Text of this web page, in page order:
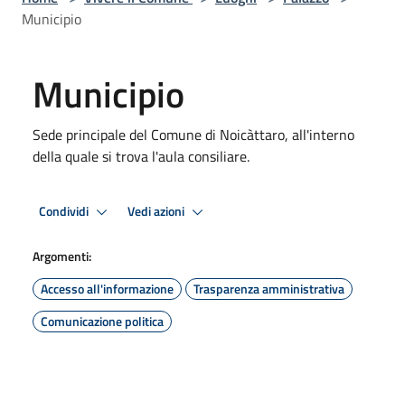
Municipio
Municipio
Sede principale del Comune di Noicàttaro, all'interno
della quale si trova l'aula consiliare.
Condividi Vedi azioni
Argomenti:
Accesso all'informazione
Trasparenza amministrativa
Comunicazione politica